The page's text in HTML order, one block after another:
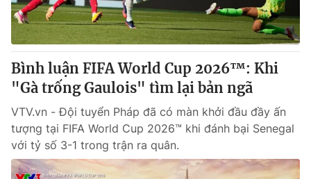
® Cấm sao chép dưới mọi hình thức nếu không có sự chấp
thông tin từ website này.
Bình luận FIFA World Cup 2026™: Khi
"Gà trống Gaulois" tìm lại bản ngã
VTV.vn - Đội tuyển Pháp đã có màn khởi đầu đầy ấn
tượng tại FIFA World Cup 2026™ khi đánh bại Senegal
với tỷ số 3-1 trong trận ra quân.